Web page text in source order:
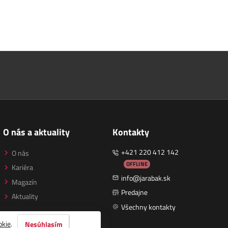
O nás a aktuality
O nás
Kariéra
Magazín
Aktuality
Kontakty
+421 220 412 142
OFFLINE
info@jarabak.sk
Predajne
Všechny kontakty
. Nesúhlasím